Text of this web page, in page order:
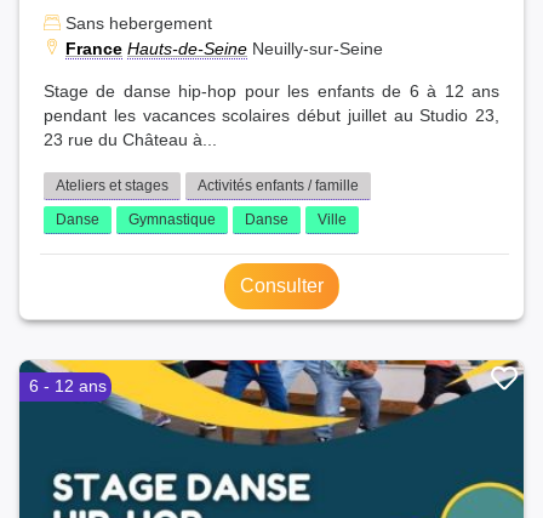
Sans hebergement
France Hauts-de-Seine Neuilly-sur-Seine
Stage de danse hip-hop pour les enfants de 6 à 12 ans
pendant les vacances scolaires début juillet au Studio 23,
23 rue du Château à...
Ateliers et stages
Activités enfants / famille
Danse
Gymnastique Danse Ville
Consulter
6 - 12 ans